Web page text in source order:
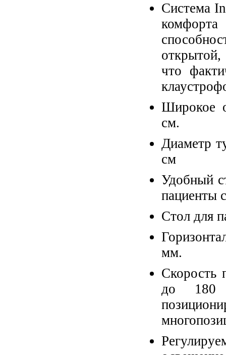
Система
что
Широкое
см.
Диаметр
см
Удобный
пациенты
Стол для
мм.
Скорость
до 180